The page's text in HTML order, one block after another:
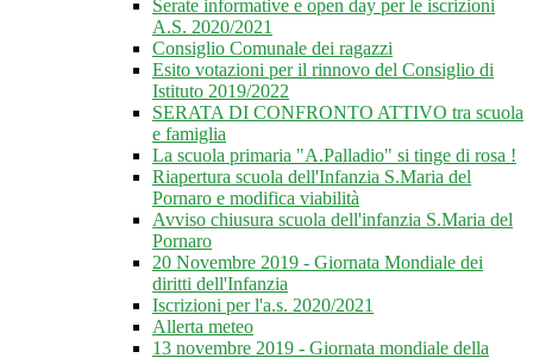
Serate informative e open day per le iscrizioni
A.S. 2020/2021
Consiglio Comunale dei ragazzi
Esito votazioni per il rinnovo del Consiglio di
Istituto 2019/2022
SERATA DI CONFRONTO ATTIVO tra scuola
e famiglia
La scuola primaria "A.Palladio" si tinge di rosa !
Riapertura scuola dell'Infanzia S.Maria del
Pornaro e modifica viabilità
Avviso chiusura scuola dell'infanzia S.Maria del
Pornaro
20 Novembre 2019 - Giornata Mondiale dei
diritti dell'Infanzia
Iscrizioni per l'a.s. 2020/2021
Allerta meteo
13 novembre 2019 - Giornata mondiale della